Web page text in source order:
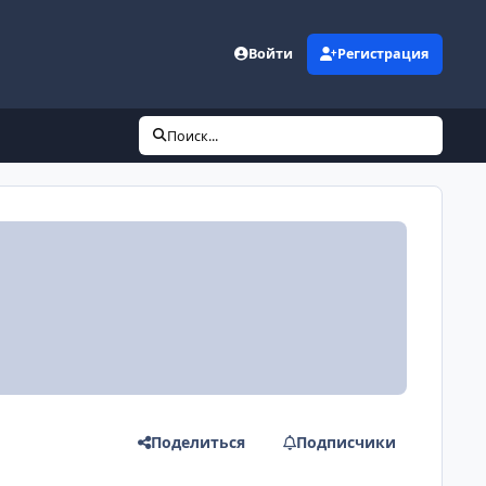
Войти Регистрация
Поиск...
Поделиться Подписчики